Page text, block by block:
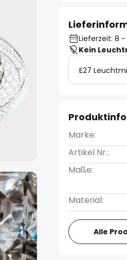
Lieferzeit: 8 -
Kein
E27
Marke:
Artikel Nr.:
Maße:
Material:
Alle